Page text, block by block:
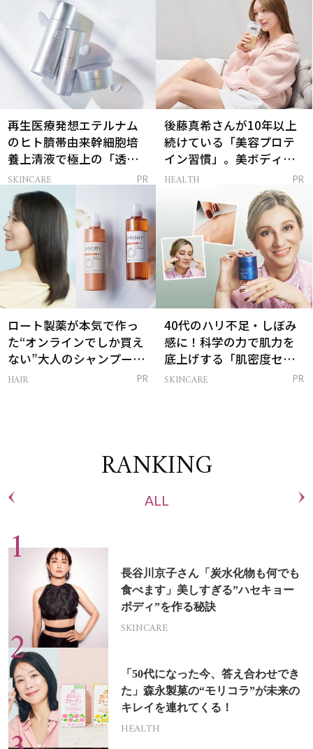
再生医療発想エテルナム
のヒト臍帯由来幹細胞培
養上清液で極上の「透明
感ハリ肌」へ
SKINCARE PR
後藤真希さんが10年以上
続けている「美容プロテ
イン習慣」。美ボディを
支える朝ルーティンと
HEALTH PR
ロート製薬が本気で作っ
た“オンラインでしか買え
ない”大人のシャンプー＆
トリートメントって？
HAIR PR
40代のハリ不足・しぼみ
感に！科学の力で肌力を
底上げする「肌密度セラ
ム」
SKINCARE PR
RANKING
ALL
長谷川京子さん「炭水化物も何でも
食べます」美しすぎる”ハセキョー
ボディ”を作る秘訣
SKINCARE
「50代になった今、答え合わせでき
た」森永製菓の“モリコラ”が未来の
キレイを連れてくる！
HEALTH